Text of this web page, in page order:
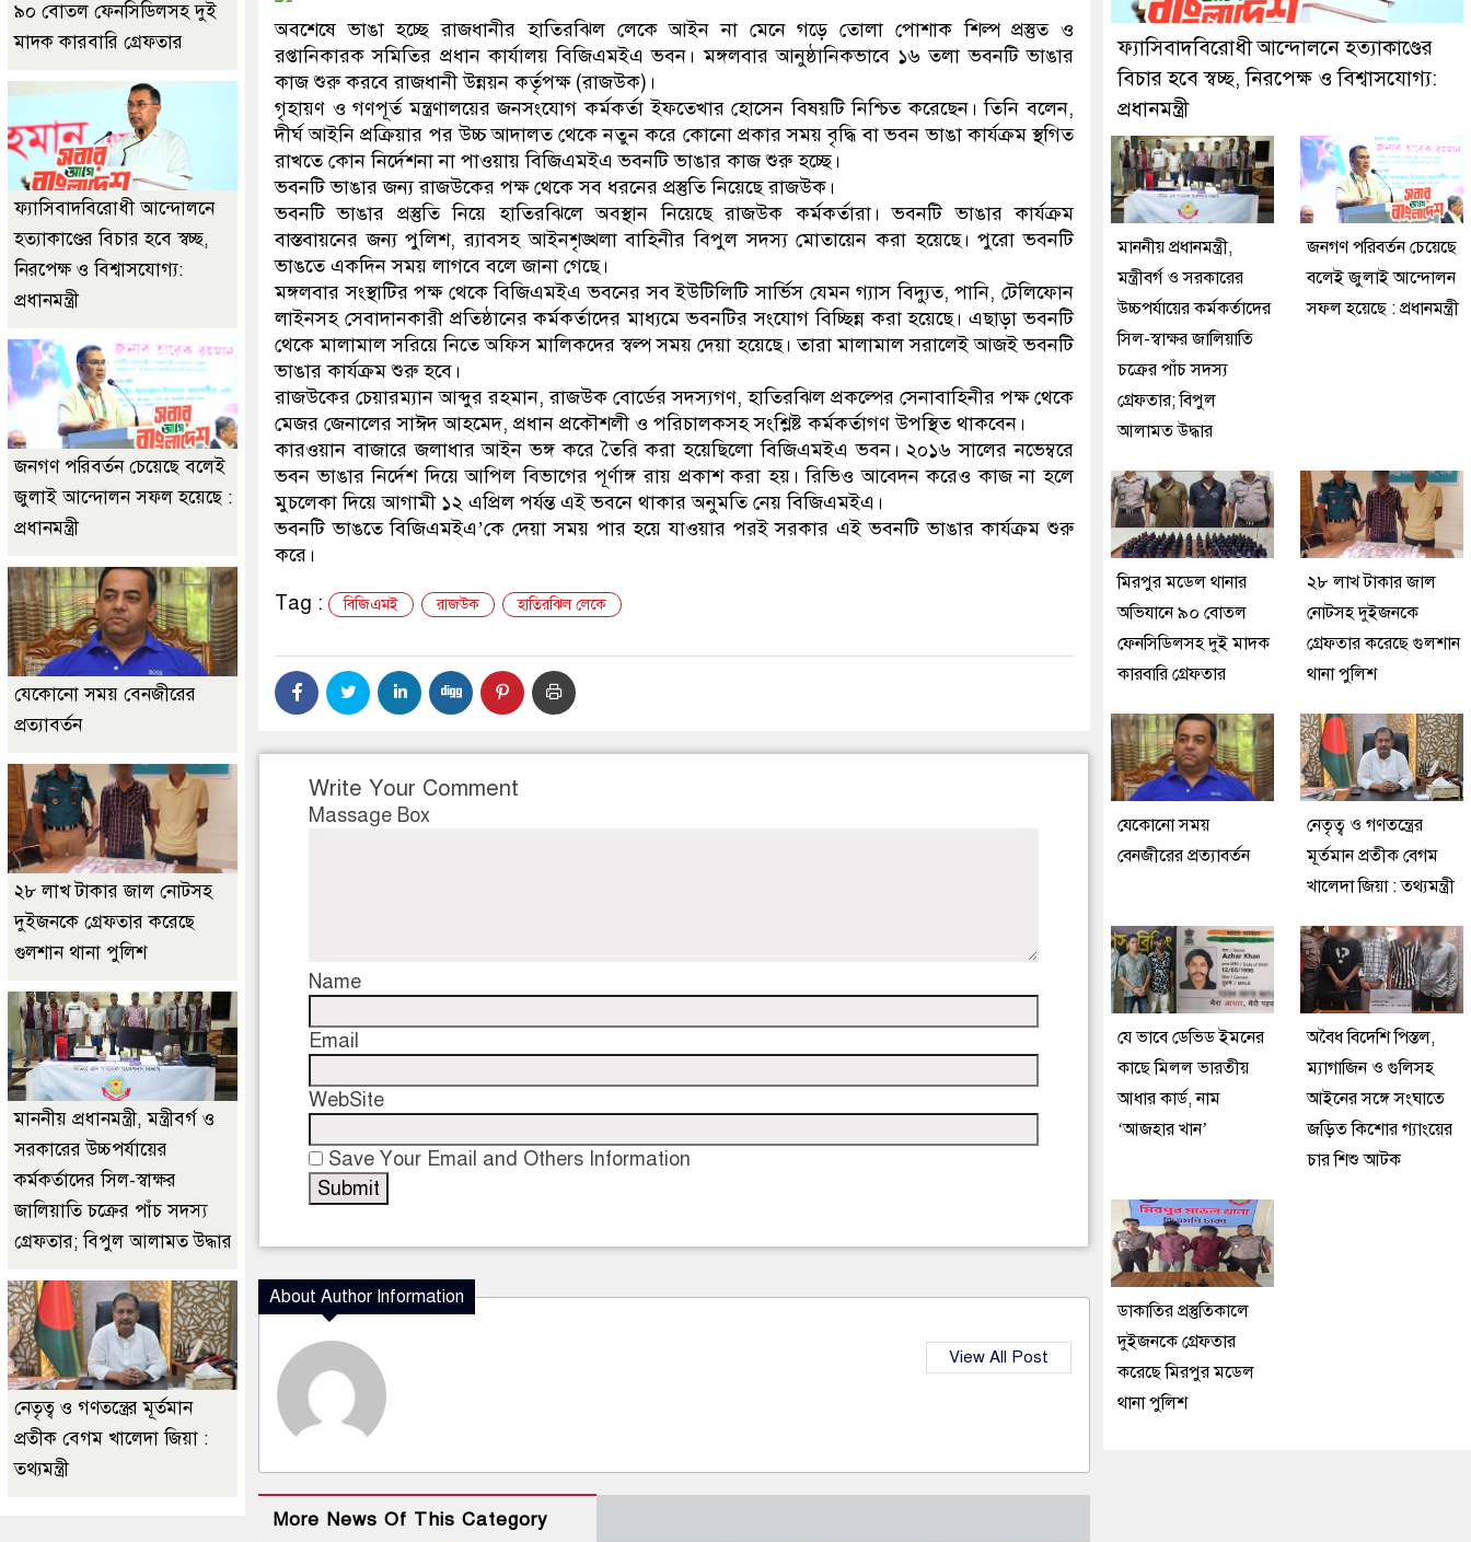
ডাকাতির প্রস্তুতিকালে দুইজনকে গ্রেফতার করেছে মিরপুর মডেল থানা পুলিশ
অবশেষে ভাঙা হচ্ছে রাজধানীর হাতিরঝিল লেকে আইন না মেনে গড়ে তোলা পোশাক শিল্প প্রস্তুত ও
রপ্তানিকারক সমিতির প্রধান কার্যালয় বিজিএমইএ ভবন। মঙ্গলবার আনুষ্ঠানিকভাবে ১৬ তলা ভবনটি ভাঙার
কাজ শুরু করবে রাজধানী উন্নয়ন কর্তৃপক্ষ (রাজউক)।
গৃহায়ণ ও গণপূর্ত মন্ত্রণালয়ের জনসংযোগ কর্মকর্তা ইফতেখার হোসেন বিষয়টি নিশ্চিত করেছেন। তিনি বলেন,
দীর্ঘ আইনি প্রক্রিয়ার পর উচ্চ আদালত থেকে নতুন করে কোনো প্রকার সময় বৃদ্ধি বা ভবন ভাঙা কার্যক্রম স্থগিত
রাখতে কোন নির্দেশনা না পাওয়ায় বিজিএমইএ ভবনটি ভাঙার কাজ শুরু হচ্ছে।
ভবনটি ভাঙার জন্য রাজউকের পক্ষ থেকে সব ধরনের প্রস্তুতি নিয়েছে রাজউক।
ভবনটি ভাঙার প্রস্তুতি নিয়ে হাতিরঝিলে অবস্থান নিয়েছে রাজউক কর্মকর্তারা। ভবনটি ভাঙার কার্যক্রম
বাস্তবায়নের জন্য পুলিশ, র‌্যাবসহ আইনশৃঙ্খলা বাহিনীর বিপুল সদস্য মোতায়েন করা হয়েছে। পুরো ভবনটি
ভাঙতে একদিন সময় লাগবে বলে জানা গেছে।
মঙ্গলবার সংস্থাটির পক্ষ থেকে বিজিএমইএ ভবনের সব ইউটিলিটি সার্ভিস যেমন গ্যাস বিদ্যুত, পানি, টেলিফোন
লাইনসহ সেবাদানকারী প্রতিষ্ঠানের কর্মকর্তাদের মাধ্যমে ভবনটির সংযোগ বিচ্ছিন্ন করা হয়েছে। এছাড়া ভবনটি
থেকে মালামাল সরিয়ে নিতে অফিস মালিকদের স্বল্প সময় দেয়া হয়েছে। তারা মালামাল সরালেই আজই ভবনটি
ভাঙার কার্যক্রম শুরু হবে।
রাজউকের চেয়ারম্যান আব্দুর রহমান, রাজউক বোর্ডের সদস্যগণ, হাতিরঝিল প্রকল্পের সেনাবাহিনীর পক্ষ থেকে
মেজর জেনালের সাঈদ আহমেদ, প্রধান প্রকৌশলী ও পরিচালকসহ সংশ্লিষ্ট কর্মকর্তাগণ উপস্থিত থাকবেন।
কারওয়ান বাজারে জলাধার আইন ভঙ্গ করে তৈরি করা হয়েছিলো বিজিএমইএ ভবন। ২০১৬ সালের নভেম্বরে
ভবন ভাঙার নির্দেশ দিয়ে আপিল বিভাগের পূর্ণাঙ্গ রায় প্রকাশ করা হয়। রিভিও আবেদন করেও কাজ না হলে
মুচলেকা দিয়ে আগামী ১২ এপ্রিল পর্যন্ত এই ভবনে থাকার অনুমতি নেয় বিজিএমইএ।
ভবনটি ভাঙতে বিজিএমইএ’কে দেয়া সময় পার হয়ে যাওয়ার পরই সরকার এই ভবনটি ভাঙার কার্যক্রম শুরু
করে।
Tag :
বিজিএমই রাজউক হাতিরঝিল লেকে
Write Your Comment
Massage Box
Name
Email
WebSite
Save Your Email and Others Information
About Author Information
View All Post
More News Of This Category
৯০ বোতল ফেনসিডিলসহ দুই
মাদক কারবারি গ্রেফতার
ফ্যাসিবাদবিরোধী আন্দোলনে
হত্যাকাণ্ডের বিচার হবে স্বচ্ছ,
নিরপেক্ষ ও বিশ্বাসযোগ্য:
প্রধানমন্ত্রী
জনগণ পরিবর্তন চেয়েছে বলেই
জুলাই আন্দোলন সফল হয়েছে :
প্রধানমন্ত্রী
যেকোনো সময় বেনজীরের
প্রত্যাবর্তন
২৮ লাখ টাকার জাল নোটসহ
দুইজনকে গ্রেফতার করেছে
গুলশান থানা পুলিশ
মাননীয় প্রধানমন্ত্রী, মন্ত্রীবর্গ ও
সরকারের উচ্চপর্যায়ের
কর্মকর্তাদের সিল-স্বাক্ষর
জালিয়াতি চক্রের পাঁচ সদস্য
গ্রেফতার; বিপুল আলামত উদ্ধার
নেতৃত্ব ও গণতন্ত্রের মূর্তমান
প্রতীক বেগম খালেদা জিয়া :
তথ্যমন্ত্রী
ফ্যাসিবাদবিরোধী আন্দোলনে হত্যাকাণ্ডের
বিচার হবে স্বচ্ছ, নিরপেক্ষ ও বিশ্বাসযোগ্য:
প্রধানমন্ত্রী
মাননীয় প্রধানমন্ত্রী,
মন্ত্রীবর্গ ও সরকারের
উচ্চপর্যায়ের কর্মকর্তাদের
সিল-স্বাক্ষর জালিয়াতি
চক্রের পাঁচ সদস্য
গ্রেফতার; বিপুল
আলামত উদ্ধার
জনগণ পরিবর্তন চেয়েছে
বলেই জুলাই আন্দোলন
সফল হয়েছে : প্রধানমন্ত্রী
মিরপুর মডেল থানার
অভিযানে ৯০ বোতল
ফেনসিডিলসহ দুই মাদক
কারবারি গ্রেফতার
২৮ লাখ টাকার জাল
নোটসহ দুইজনকে
গ্রেফতার করেছে গুলশান
থানা পুলিশ
যেকোনো সময়
বেনজীরের প্রত্যাবর্তন
নেতৃত্ব ও গণতন্ত্রের
মূর্তমান প্রতীক বেগম
খালেদা জিয়া : তথ্যমন্ত্রী
যে ভাবে ডেভিড ইমনের
কাছে মিলল ভারতীয়
আধার কার্ড, নাম
‘আজহার খান’
অবৈধ বিদেশি পিস্তল,
ম্যাগাজিন ও গুলিসহ
আইনের সঙ্গে সংঘাতে
জড়িত কিশোর গ্যাংয়ের
চার শিশু আটক
ডাকাতির প্রস্তুতিকালে
দুইজনকে গ্রেফতার
করেছে মিরপুর মডেল
থানা পুলিশ